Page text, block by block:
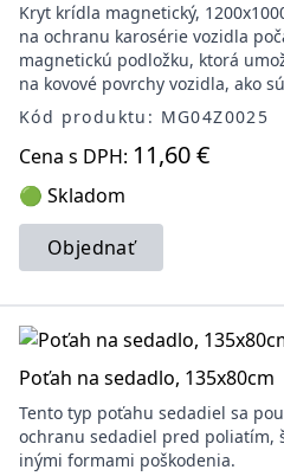
Kryt krídla magnetický,
na ochranu karosérie vozidla
magnetickú podložku, ktorá
na kovové povrchy vozidla, ako
Kód produktu: MG04Z0025
Cena s DPH: 11,60 €
🟢 Skladom
Objednať
Poťah na sedadlo, 135x80cm
Tento typ poťahu sedadiel sa
ochranu sedadiel pred poliatím,
inými formami poškodenia.